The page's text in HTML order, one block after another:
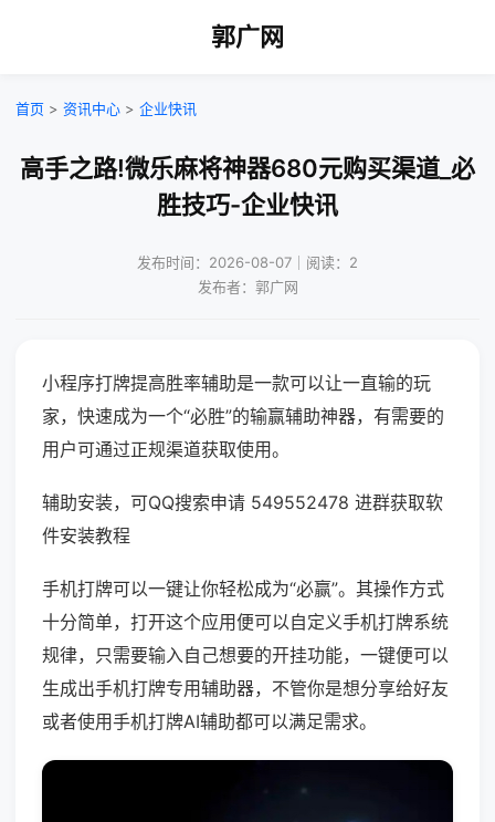
郭广网
首页 > 资讯中心 > 企业快讯
高手之路!微乐麻将神器680元购买渠道_必
胜技巧-企业快讯
发布时间：2026-08-07｜阅读：2
发布者：郭广网
小程序打牌提高胜率辅助是一款可以让一直输的玩
家，快速成为一个“必胜”的输赢辅助神器，有需要的
用户可通过正规渠道获取使用。
辅助安装，可QQ搜索申请 549552478 进群获取软
件安装教程
手机打牌可以一键让你轻松成为“必赢”。其操作方式
十分简单，打开这个应用便可以自定义手机打牌系统
规律，只需要输入自己想要的开挂功能，一键便可以
生成出手机打牌专用辅助器，不管你是想分享给好友
或者使用手机打牌AI辅助都可以满足需求。